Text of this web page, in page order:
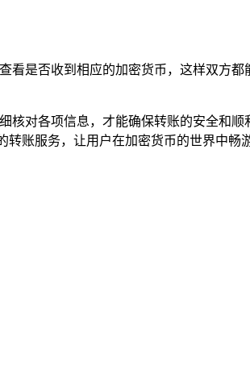
看是否收到相应的加密货币，这样双方都
核对各项信息，才能确保转账的安全和顺
账服务，让用户在加密货币的世界中畅